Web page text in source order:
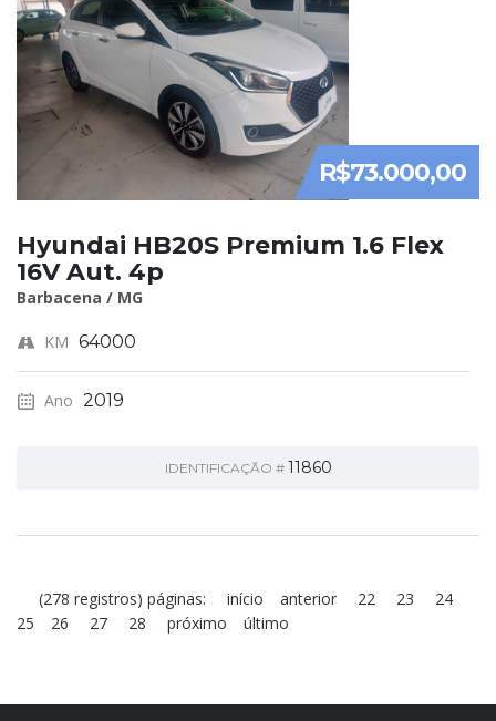
R$73.000,00
Hyundai HB20S Premium 1.6 Flex
16V Aut. 4p
Barbacena / MG
KM 64000
Ano 2019
IDENTIFICAÇÃO # 11860
(278 registros) páginas: início anterior 22 23
24
25
26 27 28 próximo último